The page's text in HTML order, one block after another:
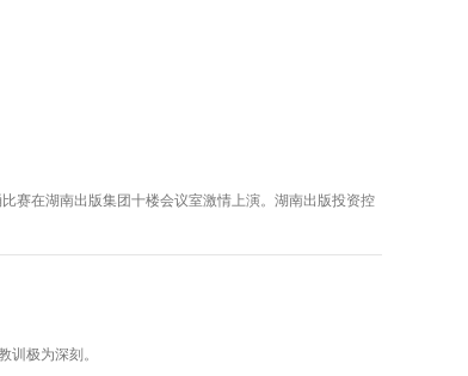
赛在湖南出版集团十楼会议室激情上演。湖南出版投资控
训极为深刻。